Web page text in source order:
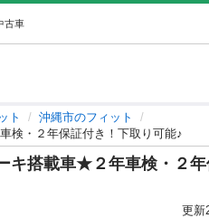
古車
ト
沖縄市のフィット
検・２年保証付き！下取り可能♪
キ搭載車★２年車検・２
更新